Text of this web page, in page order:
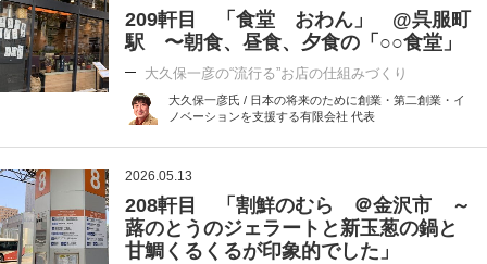
209軒目 「食堂 おわん」 @呉服町
駅 〜朝食、昼食、夕食の「○○食堂」
大久保一彦の“流行る”お店の仕組みづくり
大久保一彦氏 / 日本の将来のために創業・第二創業・イ
ノベーションを支援する有限会社 代表
2026.05.13
208軒目 「割鮮のむら ＠金沢市 ～
蕗のとうのジェラートと新玉葱の鍋と
甘鯛くるくるが印象的でした」